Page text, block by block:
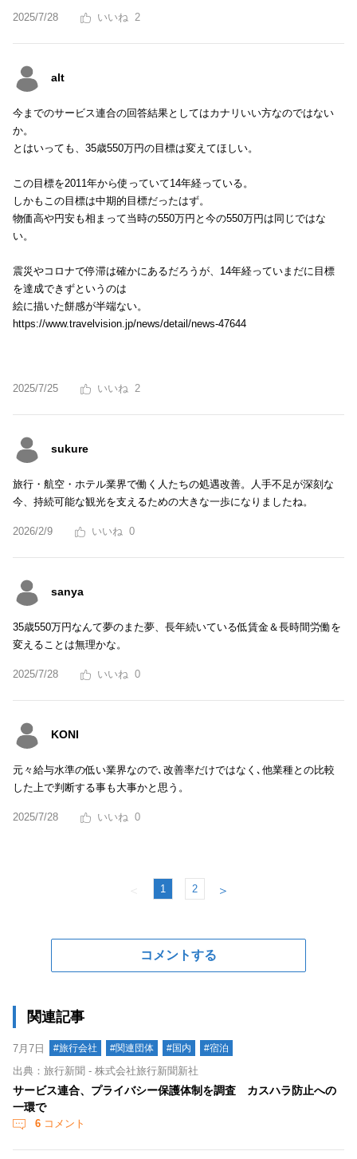
2025/7/28 2
alt
今までのサービス連合の回答結果としてはカナリいい方なのではない
か。
とはいっても、35歳550万円の目標は変えてほしい。
この目標を2011年から使っていて14年経っている。
しかもこの目標は中期的目標だったはず。
物価高や円安も相まって当時の550万円と今の550万円は同じではな
い。
震災やコロナで停滞は確かにあるだろうが、14年経っていまだに目標
を達成できずというのは
絵に描いた餅感が半端ない。
https://www.travelvision.jp/news/detail/news-47644
2025/7/25 2
sukure
旅行・航空・ホテル業界で働く人たちの処遇改善。人手不足が深刻な
今、持続可能な観光を支えるための大きな一歩になりましたね。
2026/2/9 0
sanya
35歳550万円なんて夢のまた夢、長年続いている低賃金＆長時間労働を
変えることは無理かな。
2025/7/28 0
KONI
元々給与水準の低い業界なので､改善率だけではなく､他業種との比較
した上で判断する事も大事かと思う。
2025/7/28 0
＜ 1 2 ＞
コメントする
関連記事
7月7日 #旅行会社 #関連団体 #国内 #宿泊
出典：旅行新聞 - 株式会社旅行新聞新社
サービス連合、プライバシー保護体制を調査 カスハラ防止への
一環で
6 コメント